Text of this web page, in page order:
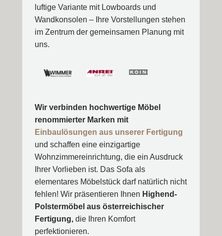
luftige Variante mit Lowboards und
Wandkonsolen – Ihre Vorstellungen stehen
im Zentrum der gemeinsamen Planung mit
uns.
Wir verbinden hochwertige Möbel
renommierter Marken mit
Einbaulösungen aus unserer Fertigung
und schaffen eine einzigartige
Wohnzimmereinrichtung, die ein Ausdruck
Ihrer Vorlieben ist. Das Sofa als
elementares Möbelstück darf natürlich nicht
fehlen! Wir präsentieren Ihnen Highend-
Polstermöbel aus österreichischer
Fertigung,die Ihren Komfort
perfektionieren.